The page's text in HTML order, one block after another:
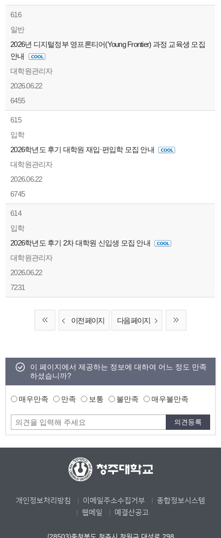
616
일반
2026년 디지털정부 영프론티어(Young Frontier) 과정 교육생 모집
안내
대학원관리자
2026.06.22
6455
615
입학
2026학년도 후기 대학원 재입·편입학 모집 안내
대학원관리자
2026.06.22
6745
614
입학
2026학년도 후기 2차 대학원 신입생 모집 안내
대학원관리자
2026.06.22
7231
이전 페이지 다음 페이지
이 페이지에서 제공하는 정보에 대하여 어느 정도 만족
하셨습니까?
매우만족 만족 보통 불만족 매우불만족
개인정보처리방침 이메일주소수집거부
종합정보시스템
웹메일
예결산공고